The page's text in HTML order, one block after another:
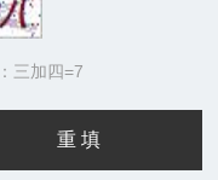
三加四=7